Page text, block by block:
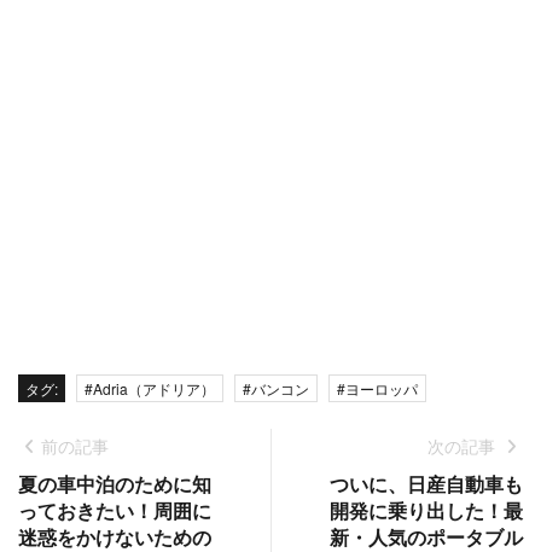
タグ: #Adria（アドリア） #バンコン #ヨーロッパ
前の記事
夏の車中泊のために知
っておきたい！周囲に
迷惑をかけないための
次の記事
ついに、日産自動車も
開発に乗り出した！最
新・人気のポータブル